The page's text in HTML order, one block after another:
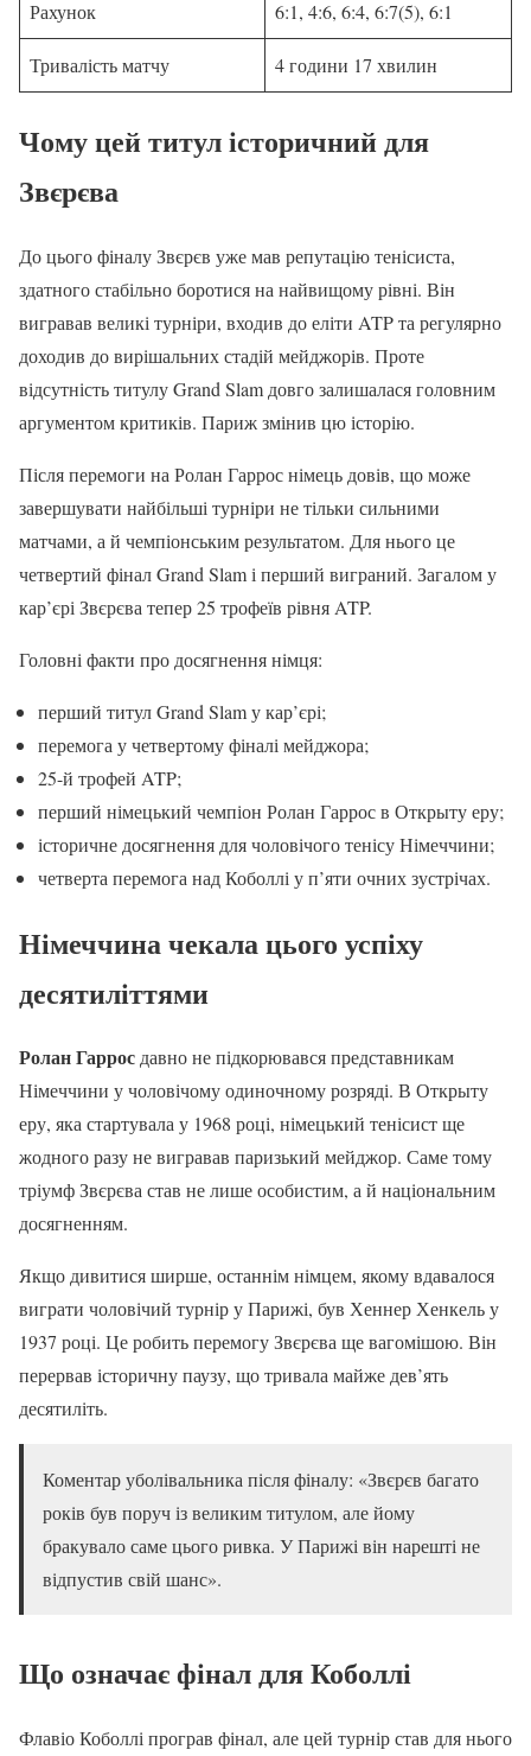
Рахунок 6:1, 4:6, 6:4, 6:7(5), 6:1
Тривалість матчу 4 години 17 хвилин
Чому цей титул історичний для
Звєрєва
До цього фіналу Звєрєв уже мав репутацію тенісиста,
здатного стабільно боротися на найвищому рівні. Він
вигравав великі турніри, входив до еліти ATP та регулярно
доходив до вирішальних стадій мейджорів. Проте
відсутність титулу Grand Slam довго залишалася головним
аргументом критиків. Париж змінив цю історію.
Після перемоги на Ролан Гаррос німець довів, що може
завершувати найбільші турніри не тільки сильними
матчами, а й чемпіонським результатом. Для нього це
четвертий фінал Grand Slam і перший виграний. Загалом у
кар’єрі Звєрєва тепер 25 трофеїв рівня ATP.
Головні факти про досягнення німця:
перший титул Grand Slam у кар’єрі;
перемога у четвертому фіналі мейджора;
25-й трофей ATP;
перший німецький чемпіон Ролан Гаррос в Открыту еру;
історичне досягнення для чоловічого тенісу Німеччини;
четверта перемога над Коболлі у п’яти очних зустрічах.
Німеччина чекала цього успіху
десятиліттями
Ролан Гарросдавно не підкорювався представникам
Німеччини у чоловічому одиночному розряді. В Открыту
еру, яка стартувала у 1968 році, німецький тенісист ще
жодного разу не вигравав паризький мейджор. Саме тому
тріумф Звєрєва став не лише особистим, а й національним
досягненням.
Якщо дивитися ширше, останнім німцем, якому вдавалося
виграти чоловічий турнір у Парижі, був Хеннер Хенкель у
1937 році. Це робить перемогу Звєрєва ще вагомішою. Він
перервав історичну паузу, що тривала майже дев’ять
десятиліть.
Коментар уболівальника після фіналу: «Звєрєв багато
років був поруч із великим титулом, але йому
бракувало саме цього ривка. У Парижі він нарешті не
відпустив свій шанс».
Що означає фінал для Коболлі
Флавіо Коболлі програв фінал, але цей турнір став для нього